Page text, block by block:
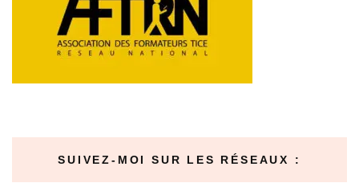
SUIVEZ-MOI SUR LES RÉSEAUX :